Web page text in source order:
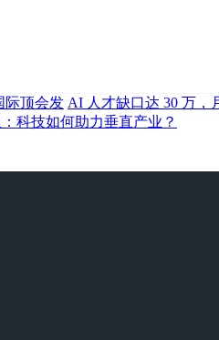
际顶会发 AI 人才缺口达 30 万，
科技如何助力垂直产业？